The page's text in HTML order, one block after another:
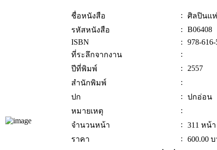
ชื่อหนังสือ :
ศิลปินแ
รหัสหนังสือ
:
B06408
ISBN
:
978-
ที่ระลึกจากงาน
:
ปีที่พิมพ์
:
2557
สำนักพิมพ์
:
ปก
:
ปกอ่อน
หมายเหตุ
:
จำนวนหน้า
:
311 หน้า
ราคา
: 600.00 บ